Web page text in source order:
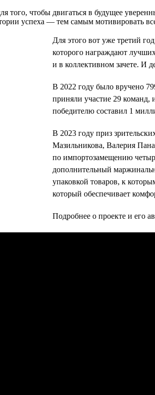
того, чтобы двигаться в будущее
успеха — тем самым мотивировать
Для этого вот уже третий
которого награждают
и в коллективном зачете. И
В 2022 году было вручено
приняли участие 29
победителю составил 1
В 2023 году приз
Мазильникова, Валерия
по импортозамещению
дополнительный
упаковкой товаров, к
который обеспечивает
Подробнее о проекте и его